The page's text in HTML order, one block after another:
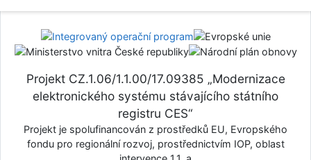
Projekt CZ.1.06/1.1.00/17.09385 „Modernizace
elektronického systému stávajícího státního
registru CES“
Projekt je spolufinancován z prostředků EU, Evropského
fondu pro regionální rozvoj, prostřednictvím IOP, oblast